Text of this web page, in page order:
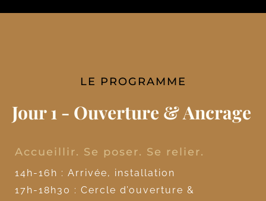
LE PROGRAMME
Jour 1 - Ouverture & Ancrage
Accueillir. Se poser. Se relier.
14h-16h : Arrivée, installation
17h-18h30 : Cercle d’ouverture &